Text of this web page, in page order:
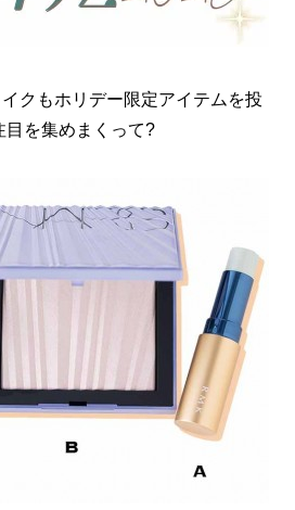
クもホリデー限定アイテムを投
目を集めまくって?